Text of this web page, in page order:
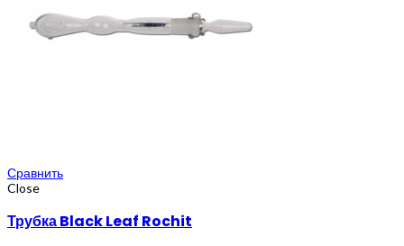
Сравнить
Close
Трубка Black Leaf Rochit